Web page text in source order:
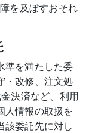
を及ぼすおそれ
準を満たした委
・改修、注文処
決済など、利用
人情報の取扱を
該委託先に対し